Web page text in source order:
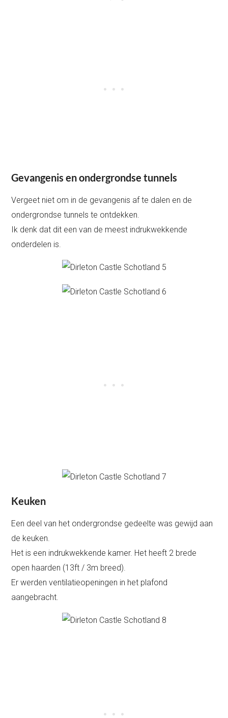
Gevangenis en ondergrondse tunnels
Vergeet niet om in de gevangenis af te dalen en de
ondergrondse tunnels te ontdekken.
Ik denk dat dit een van de meest indrukwekkende
onderdelen is.
Keuken
Een deel van het ondergrondse gedeelte was gewijd aan
de keuken.
Het is een indrukwekkende kamer. Het heeft 2 brede
open haarden (13ft / 3m breed).
Er werden ventilatieopeningen in het plafond
aangebracht.